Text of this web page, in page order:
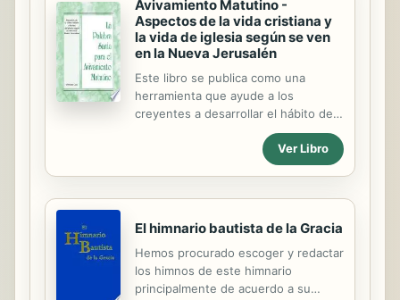
estructuras con las que cuenta.
Avivamiento Matutino -
Aspectos de la vida cristiana y
la vida de iglesia según se ven
en la Nueva Jerusalén
Este libro se publica como una
herramienta que ayude a los
creyentes a desarrollar el hábito de
pasar un tiempo diario de
avivamiento matutino con el Señor
en Su palabra. Al mismo tiempo, éste
Entrenamiento internacional para
ancianos y hermanos responsables
celebrado en Anaheim, California, del
4 al 6 de abril del 2014. El tema
general del entrenamiento fue:
“Aspectos de la vida cristiana y la
Ver Libro
El himnario bautista de la Gracia
Hemos procurado escoger y redactar
los himnos de este himnario
principalmente de acuerdo a su